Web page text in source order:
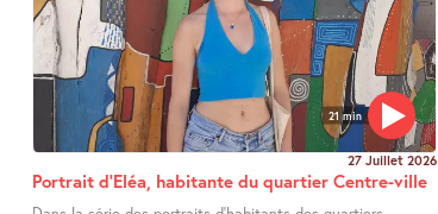
21 min
27 Juillet 2026
Portrait d’Eléa, habitante du quartier Centre-ville